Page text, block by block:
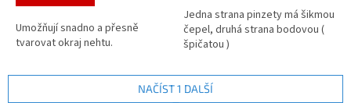
Umožňují snadno a přesně
tvarovat okraj nehtu.
5
hvězdiček.
Jedna strana pinzety má šikmou
čepel, druhá strana bodovou (
špičatou )
NAČÍST 1 DALŠÍ